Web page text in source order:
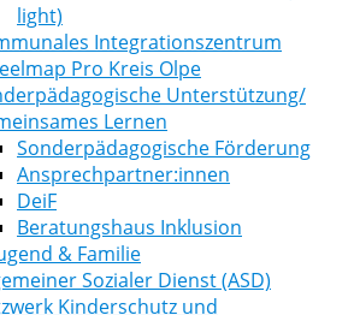
light)
Integrationszentrum
Pro Kreis Olpe
Unterstützung/
Lernen
Sonderpädagogische Förderung
Ansprechpartner:innen
DeiF
Beratungshaus Inklusion
& Familie
Sozialer Dienst (ASD)
Kinderschutz und